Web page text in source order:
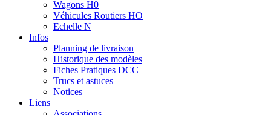
Wagons H0
Véhicules Routiers HO
Echelle N
Infos
Planning de livraison
Historique des modèles
Fiches Pratiques DCC
Trucs et astuces
Notices
Liens